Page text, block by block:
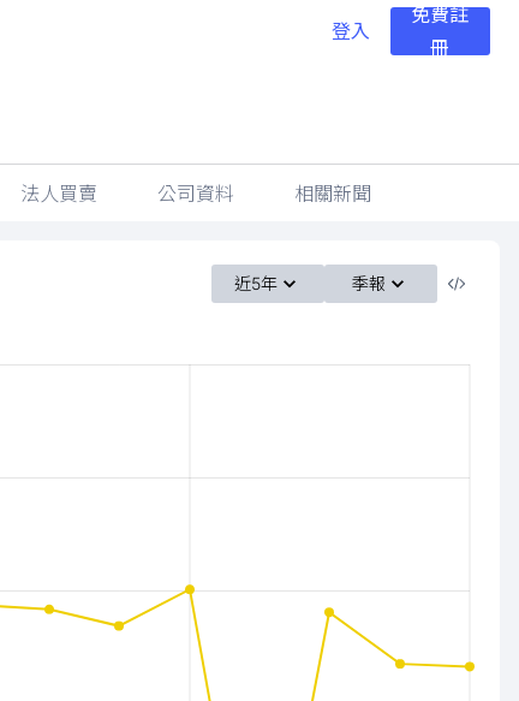
登入
免費註
冊
法人買賣 公司資料 相關新聞
近5年 季報